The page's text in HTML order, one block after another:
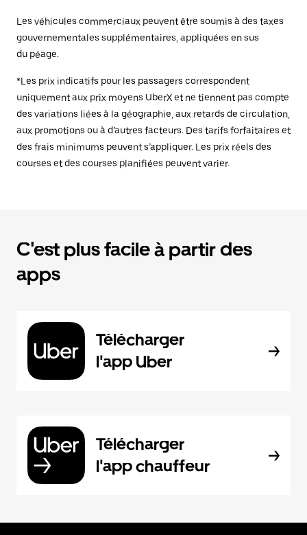
Les véhicules commerciaux peuvent être soumis à des taxes
gouvernementales supplémentaires, appliquées en sus
du péage.
*Les prix indicatifs pour les passagers correspondent
uniquement aux prix moyens UberX et ne tiennent pas compte
des variations liées à la géographie, aux retards de circulation,
aux promotions ou à d’autres facteurs. Des tarifs forfaitaires et
des frais minimums peuvent s’appliquer. Les prix réels des
courses et des courses planifiées peuvent varier.
C'est plus facile à partir des
apps
Télécharger
l'app Uber
Télécharger
l'app chauffeur